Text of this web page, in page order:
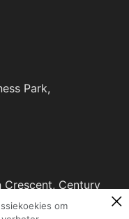
Park,
Crescent, Century
om